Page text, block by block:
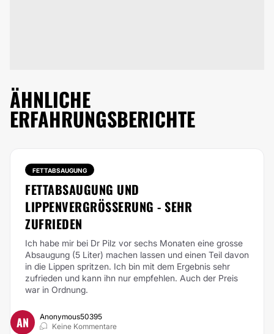
ÄHNLICHE
ERFAHRUNGSBERICHTE
FETTABSAUGUNG
FETTABSAUGUNG UND
LIPPENVERGRÖSSERUNG - SEHR
ZUFRIEDEN
Ich habe mir bei Dr Pilz vor sechs Monaten eine grosse
Absaugung (5 Liter) machen lassen und einen Teil davon
in die Lippen spritzen. Ich bin mit dem Ergebnis sehr
zufrieden und kann ihn nur empfehlen. Auch der Preis
war in Ordnung.
AN
Anonymous50395
Keine Kommentare